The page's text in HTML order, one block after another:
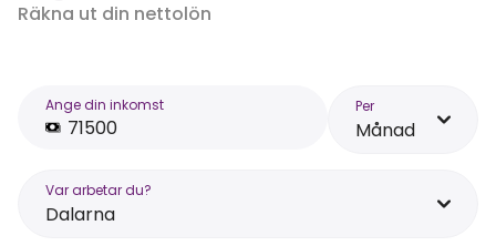
Räkna ut din nettolön
Ange din inkomst Per
Månad
Var arbetar du?
Dalarna